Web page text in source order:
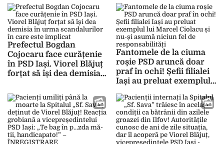
deținute de Viorel Blăjuț!
Spitalele groazei, în care
viețile pacieților sunt
distruse, au fost
amendate – GALERIE
FOTO
Prefectul Bogdan
Cojocaru face curățenie
în PSD Iași. Viorel Blăjuț
forțat să își dea demisia
care este implicat
Fantomele de la ciuma
roșie PSD aruncă doar
praf în ochi! Șefii filialei
Iași au preluat exemplul
și asumă niciun fel de
responsabilități